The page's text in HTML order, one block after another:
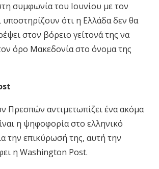
συμφωνία του Ιουνίου με τον
ότι η Ελλάδα δεν θα
στον βόρειο γείτονά της να
όρο Μακεδονία στο όνομα της
Πρεσπών αντιμετωπίζει ένα ακόμα
η ψηφοφορία στο ελληνικό
την επικύρωσή της, αυτή την
η Washington Post.